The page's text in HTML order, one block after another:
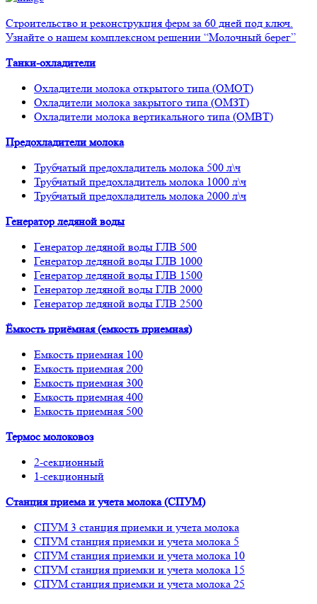
Строительство и реконструкция ферм за 60 дней под ключ.
Узнайте о нашем комплексном решении “Молочный берег”
Танки-охладители
Охладители молока открытого типа (ОМОТ)
Охладители молока закрытого типа (ОМЗТ)
Охладители молока вертикального типа (ОМВТ)
Предохладители молока
Трубчатый предохладитель молока 500 л\ч
Трубчатый предохладитель молока 1000 л\ч
Трубчатый предохладитель молока 2000 л\ч
Генератор ледяной воды
Генератор ледяной воды ГЛВ 500
Генератор ледяной воды ГЛВ 1000
Генератор ледяной воды ГЛВ 1500
Генератор ледяной воды ГЛВ 2000
Генератор ледяной воды ГЛВ 2500
Ёмкость приёмная (емкость приемная)
Емкость приемная 100
Емкость приемная 200
Емкость приемная 300
Емкость приемная 400
Емкость приемная 500
Термос молоковоз
2-секционный
1-секционный
Станция приема и учета молока (СПУМ)
СПУМ 3 станция приемки и учета молока
СПУМ станция приемки и учета молока 5
СПУМ станция приемки и учета молока 10
СПУМ станция приемки и учета молока 15
СПУМ станция приемки и учета молока 25